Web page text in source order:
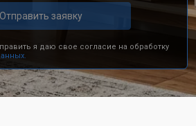
Отправить заявку
я даю свое согласие на обработку